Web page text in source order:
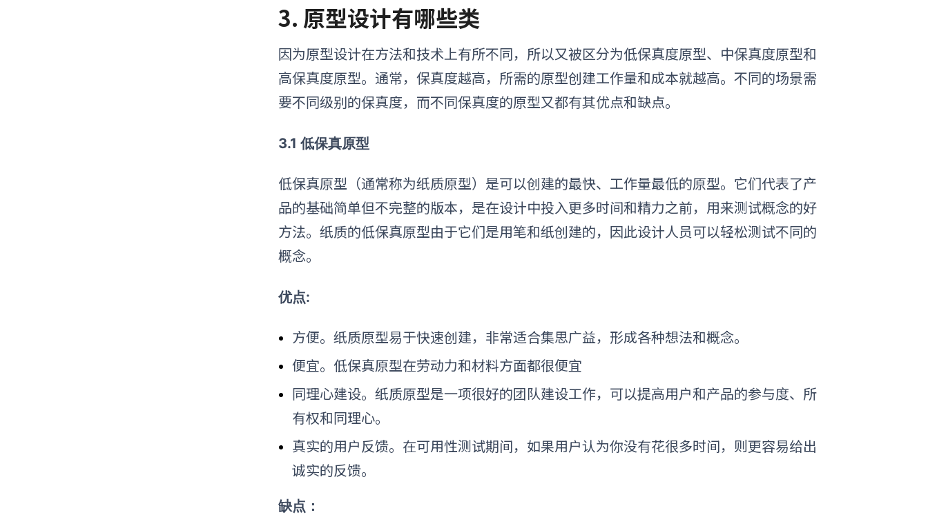
3. 原型设计有哪些类
因为原型设计在方法和技术上有所不同，所以又被区分为低保真度原型、 中保真度原型和
高保真度原型。通常，保真度越高，所需的原型创建工作量和成本就越高。不同的场景需
要不同级别的保真度，而不同保真度的原型又都有其优点和缺点。
3.1 低保真原型
低保真原型（通常称为纸质原型）是可以创建的最快、工作量最低的原型。它们代表了产
品的基础简单但不完整的版本，是在设计中投入更多时间和精力之前，用来测试概念的好
方法。纸质的低保真原型由于它们是用笔和纸创建的，因此设计人员可以轻松测试不同的
概念。
优点:
方便。纸质原型易于快速创建，非常适合集思广益，形成各种想法和概念。
便宜。低保真原型在劳动力和材料方面都很便宜
同理心建设。纸质原型是一项很好的团队建设工作，可以提高用户和产品的参与度、所
有权和同理心。
真实的用户反馈。在可用性测试期间，如果用户认为你没有花很多时间，则更容易给出
诚实的反馈。
缺点：